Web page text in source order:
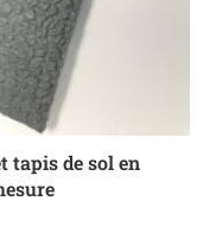
tapis de sol en